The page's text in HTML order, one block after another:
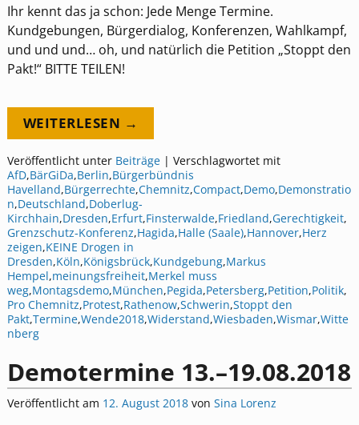
Ihr kennt das ja schon: Jede Menge Termine.
Kundgebungen, Bürgerdialog, Konferenzen, Wahlkampf,
und und und… oh, und natürlich die Petition „Stoppt den
Pakt!“ BITTE TEILEN!
WEITERLESEN →
Veröffentlicht unter Beiträge| Verschlagwortet mit
AfD,BärGiDa,Berlin,Bürgerbündnis
Havelland,Bürgerrechte,Chemnitz,Compact,Demo,Demonstratio
n,Deutschland,Doberlug‐
Kirchhain,Dresden,Erfurt,Finsterwalde,Friedland,Gerechtigkeit,
Grenzschutz‐Konferenz,Hagida,Halle (Saale),Hannover,Herz
zeigen,KEINE Drogen in
Dresden,Köln,Königsbrück,Kundgebung,Markus
Hempel,meinungsfreiheit,Merkel muss
weg,Montagsdemo,München,Pegida,Petersberg,Petition,Politik,
Pro Chemnitz,Protest,Rathenow,Schwerin,Stoppt den
Pakt,Termine,Wende2018,Widerstand,Wiesbaden,Wismar,Witte
nberg
Demotermine 13.–19.08.2018
Veröffentlicht am 12. August 2018 von Sina Lorenz